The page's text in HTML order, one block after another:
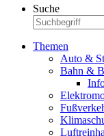
Suche
Themen
Auto &
Bahn &